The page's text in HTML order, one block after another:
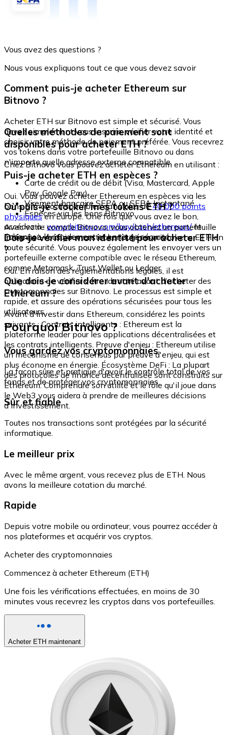
Vous avez des questions ?
Nous vous expliquons tout ce que vous devez savoir
Comment puis-je acheter Ethereum sur
Bitnovo ?
Acheter ETH sur Bitnovo est simple et sécurisé. Vous
devez simplement vous inscrire, vérifier votre identité et
choisir votre méthode de paiement préférée. Vous recevrez
vos tokens dans votre portefeuille Bitnovo ou dans
n'importe quelle adresse externe compatible.
Quelles méthodes de paiement sont
disponibles pour acheter ETH ?
Chez Bitnovo vous pouvez acheter Ethereum en utilisant :
Carte de crédit ou de débit (Visa, Mastercard, Apple
Pay, Google Pay)
Virement bancaire SEPA ou SEPA Instantané
Espèces via les bons Bitnovo
Puis-je acheter ETH en espèces ?
Oui. Vous pouvez acheter Ethereum en espèces via les
bons Bitnovo, disponibles dans plus de40 000 points
physiquesen Europe. Une fois que vous avez le bon,
accédez à : www.bitnovo.com/buy/cash/ethereum/et
échangez-le rapidement et en toute sécurité.
Où puis-je stocker mes tokens ETH ?
Avec votre compte Bitnovo, vous obtenez un portefeuille
intégré où vous pouvez stocker et gérer vos tokens ETH en
toute sécurité. Vous pouvez également les envoyer vers un
portefeuille externe compatible avec le réseau Ethereum,
comme Metamask, Trust Wallet ou Ledger.
Dois-je vérifier mon identité pour acheter ETH
?
Oui. En raison des réglementations légales, il est
obligatoire de vérifier votre identité avant d'acheter des
cryptomonnaies sur Bitnovo. Le processus est simple et
rapide, et assure des opérations sécurisées pour tous les
utilisateurs.
Que dois-je considérer avant d'acheter
Ethereum ?
Avant d'investir dans Ethereum, considérez les points
suivants : Contrats intelligents : Ethereum est la
plateforme leader pour les applications décentralisées et
les contrats intelligents. Preuve d'enjeu : Ethereum utilise
un mécanisme de consensus par preuve d'enjeu, qui est
plus économe en énergie. Écosystème DeFi : La plupart
des protocoles de finance décentralisée sont construits sur
Ethereum. Comprendre son utilité et le rôle qu'il joue dans
le Web3 vous aidera à prendre de meilleures décisions
d'investissement.
Pourquoi Bitnovo ?
Vous gardez vos cryptomonnaies
La façon sûre et pratique d'avoir le contrôle total de vos
fonds et de protéger vos cryptomonnaies.
Sûr et fiable
Toutes nos transactions sont protégées par la sécurité
informatique.
Le meilleur prix
Avec le même argent, vous recevez plus de ETH. Nous
avons la meilleure cotation du marché.
Rapide
Depuis votre mobile ou ordinateur, vous pourrez accéder à
nos plateformes et acquérir vos cryptos.
Acheter des cryptomonnaies
Commencez à acheter Ethereum (ETH)
Une fois les vérifications effectuées, en moins de 30
minutes vous recevrez les cryptos dans vos portefeuilles.
Acheter ETH maintenant